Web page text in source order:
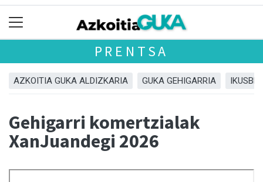
PRENTSA
AZKOITIA GUKA ALDIZKARIA GUKA GEHIGARRIA
Gehigarri komertzialak
XanJuandegi 2026